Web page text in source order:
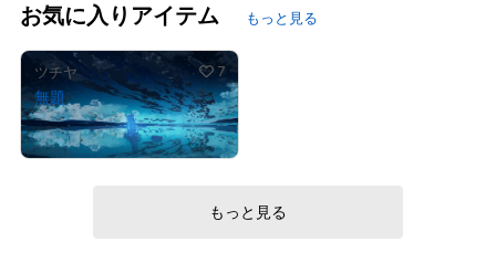
お気に入りアイテム もっと見る
ツチヤ 7
無題
¥97,000
もっと見る